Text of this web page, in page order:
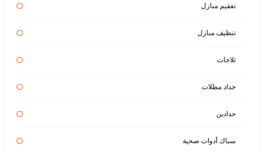
تعقيم منازل
تنظيف منازل
ثلاجات
حداد مظلات
حدادين
سباك أدوات صحية